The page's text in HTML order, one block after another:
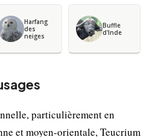
Harfang
des
neiges
Buffle
d'Inde
particulièrement en
et moyen-orientale, Teucrium